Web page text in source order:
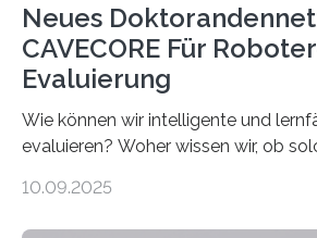
Neues
CAVECORE Für
Evaluierung
Wie können wir intelligente und
evaluieren? Woher wissen wir, ob
sich CAVECORE – ein neues Marie
10.09.2025